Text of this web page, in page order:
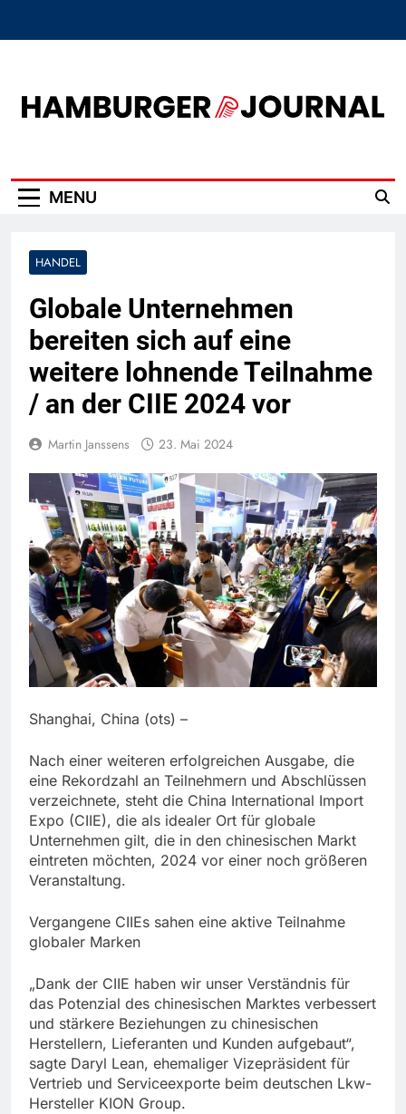
MENU
HANDEL
Globale Unternehmen
bereiten sich auf eine
weitere lohnende Teilnahme
/ an der CIIE 2024 vor
Martin Janssens 23. Mai 2024
Shanghai, China (ots) –
Nach einer weiteren erfolgreichen Ausgabe, die
eine Rekordzahl an Teilnehmern und Abschlüssen
verzeichnete, steht die China International Import
Expo (CIIE), die als idealer Ort für globale
Unternehmen gilt, die in den chinesischen Markt
eintreten möchten, 2024 vor einer noch größeren
Veranstaltung.
Vergangene CIIEs sahen eine aktive Teilnahme
globaler Marken
„Dank der CIIE haben wir unser Verständnis für
das Potenzial des chinesischen Marktes verbessert
und stärkere Beziehungen zu chinesischen
Herstellern, Lieferanten und Kunden aufgebaut“,
sagte Daryl Lean, ehemaliger Vizepräsident für
Vertrieb und Serviceexporte beim deutschen Lkw-
Hersteller KION Group.